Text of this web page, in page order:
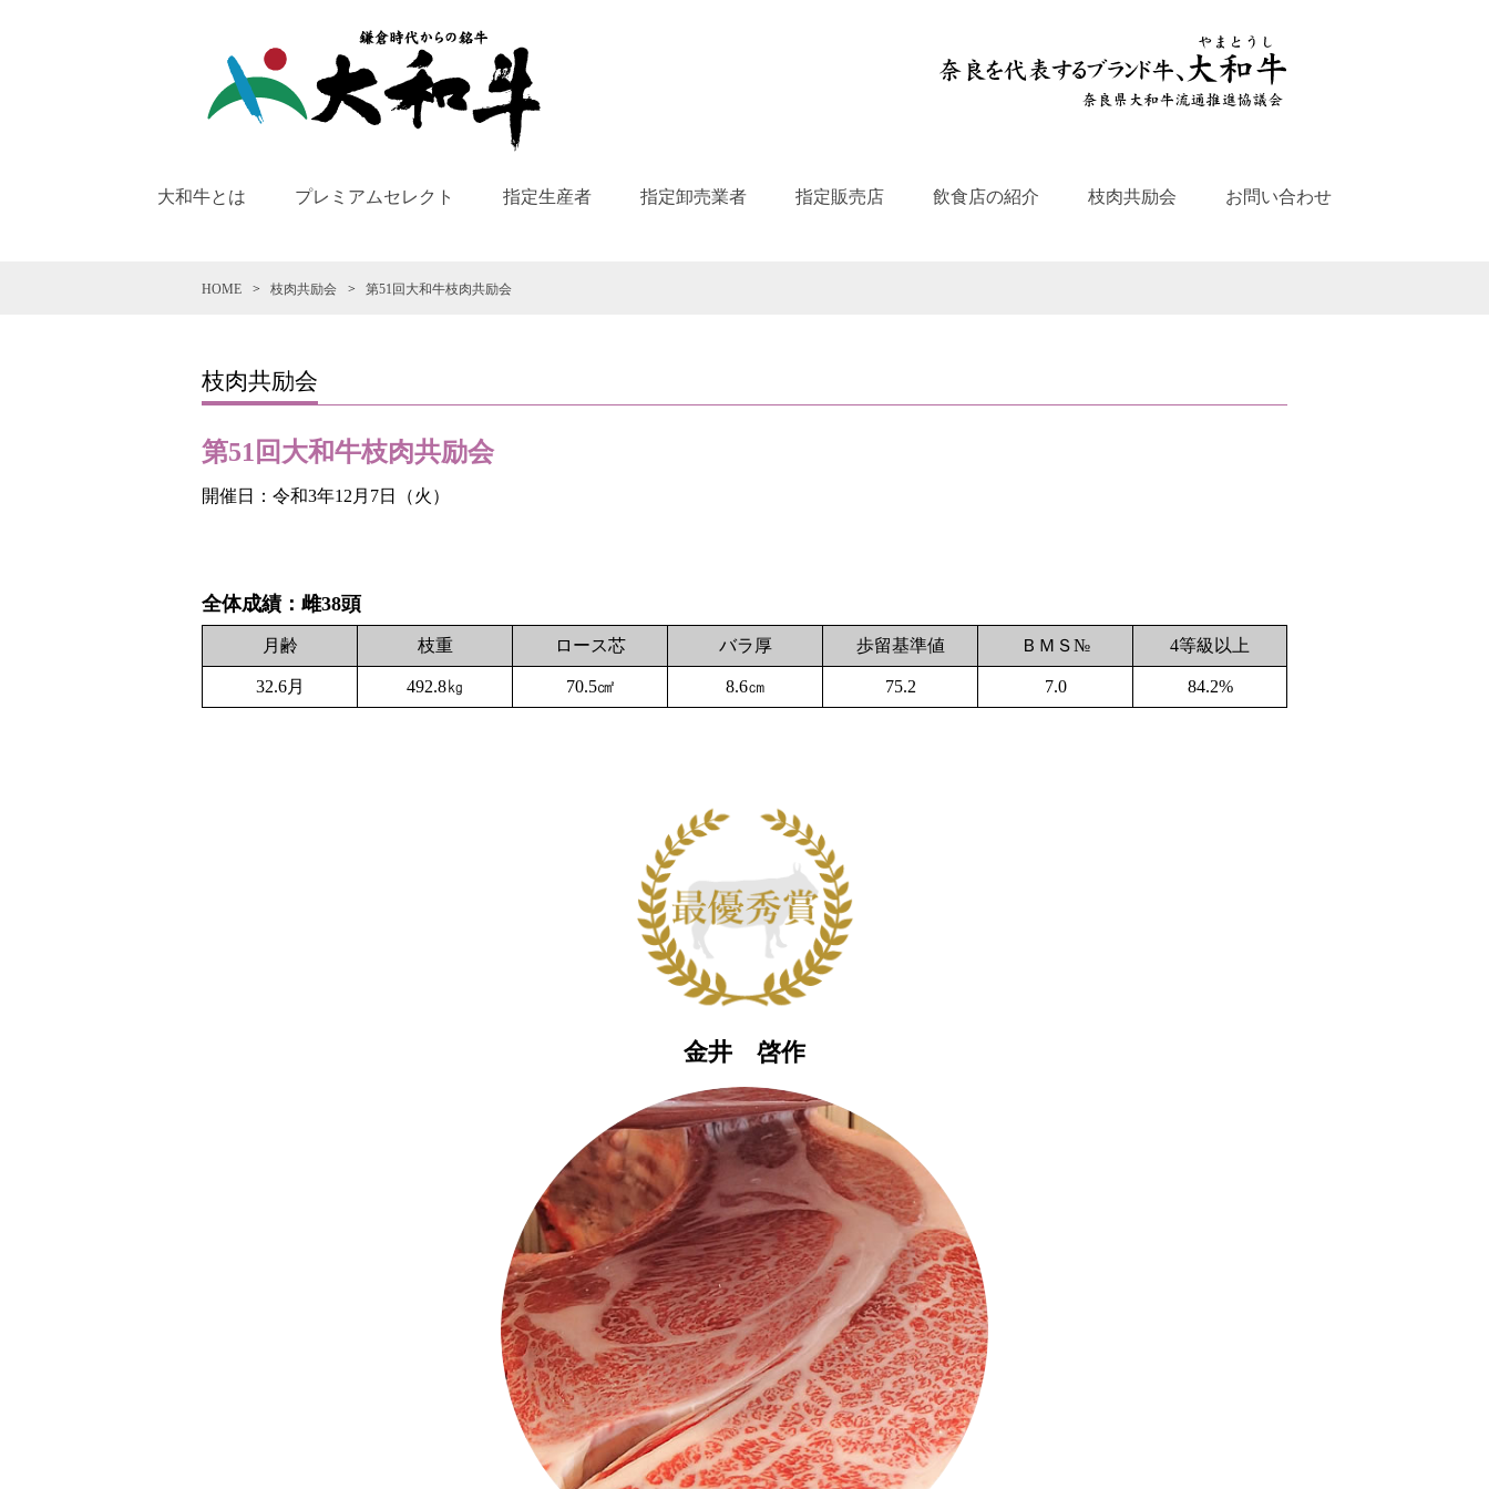
大和牛とは プレミアムセレクト 指定生産者 指定卸売業者 指定販売店 飲食店の紹介 枝肉共励会 お問い合わせ
HOME 枝肉共励会 第51回大和牛枝肉共励会
枝肉共励会
第51回大和牛枝肉共励会
開催日：令和3年12月7日（火）
全体成績：雌38頭
月齢 枝重 ロース芯 バラ厚 歩留基準値 ＢＭＳ№ 4等級以上
32.6月 492.8㎏ 70.5㎠ 8.6㎝ 75.2 7.0 84.2%
金井 啓作